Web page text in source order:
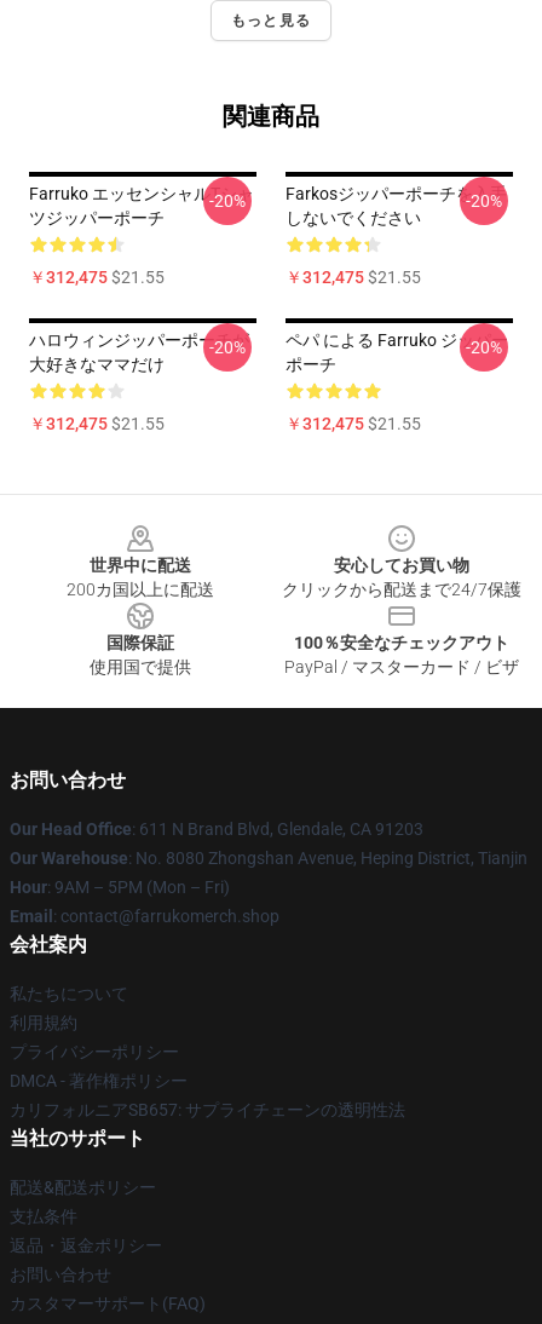
もっと見る
関連商品
Farruko エッセンシャルTシャ
ツジッパーポーチ
￥312,475$21.55
-20%
Farkosジッパーポーチを入手
しないでください
￥312,475$21.55
-20%
ハロウィンジッパーポーチが
大好きなママだけ
￥312,475$21.55
-20%
ペパ による Farruko ジッパー
ポーチ
￥312,475$21.55
-20%
世界中に配送
200カ国以上に配送
安心してお買い物
クリックから配送まで24/7保護
国際保証
使用国で提供
100％安全なチェックアウト
PayPal / マスターカード / ビザ
お問い合わせ
Our Head Office: 611 N Brand Blvd, Glendale, CA 91203
Our Warehouse: No. 8080 Zhongshan Avenue, Heping District, Tianjin
Hour: 9AM – 5PM (Mon – Fri)
Email : contact@farrukomerch.shop
会社案内
私たちについて
利用規約
プライバシーポリシー
DMCA - 著作権ポリシー
カリフォルニアSB657: サプライチェーンの透明性法
当社のサポート
配送&配送ポリシー
支払条件
返品・返金ポリシー
お問い合わせ
カスタマーサポート(FAQ)